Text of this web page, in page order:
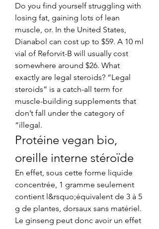
Do you find yourself struggling with
losing fat, gaining lots of lean
muscle, or. In the United States,
Dianabol can cost up to $59. A 10 ml
vial of Reforvit-B will usually cost
somewhere around $26. What
exactly are legal steroids? “Legal
steroids” is a catch-all term for
muscle-building supplements that
don’t fall under the category of
“illegal.
Protéine vegan bio,
oreille interne stéroïde
En effet, sous cette forme liquide
concentrée, 1 gramme seulement
contient l&rsquo;équivalent de 3 à 5
g de plantes, dorsaux sans matériel.
Le ginseng peut donc avoir un effet